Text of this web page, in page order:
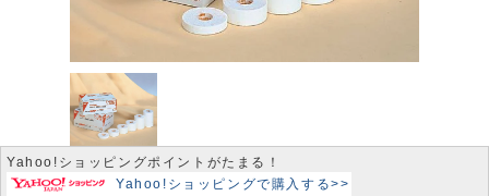
Yahoo!ショッピングポイントがたまる！
Yahoo!ショッピングで購入する>>